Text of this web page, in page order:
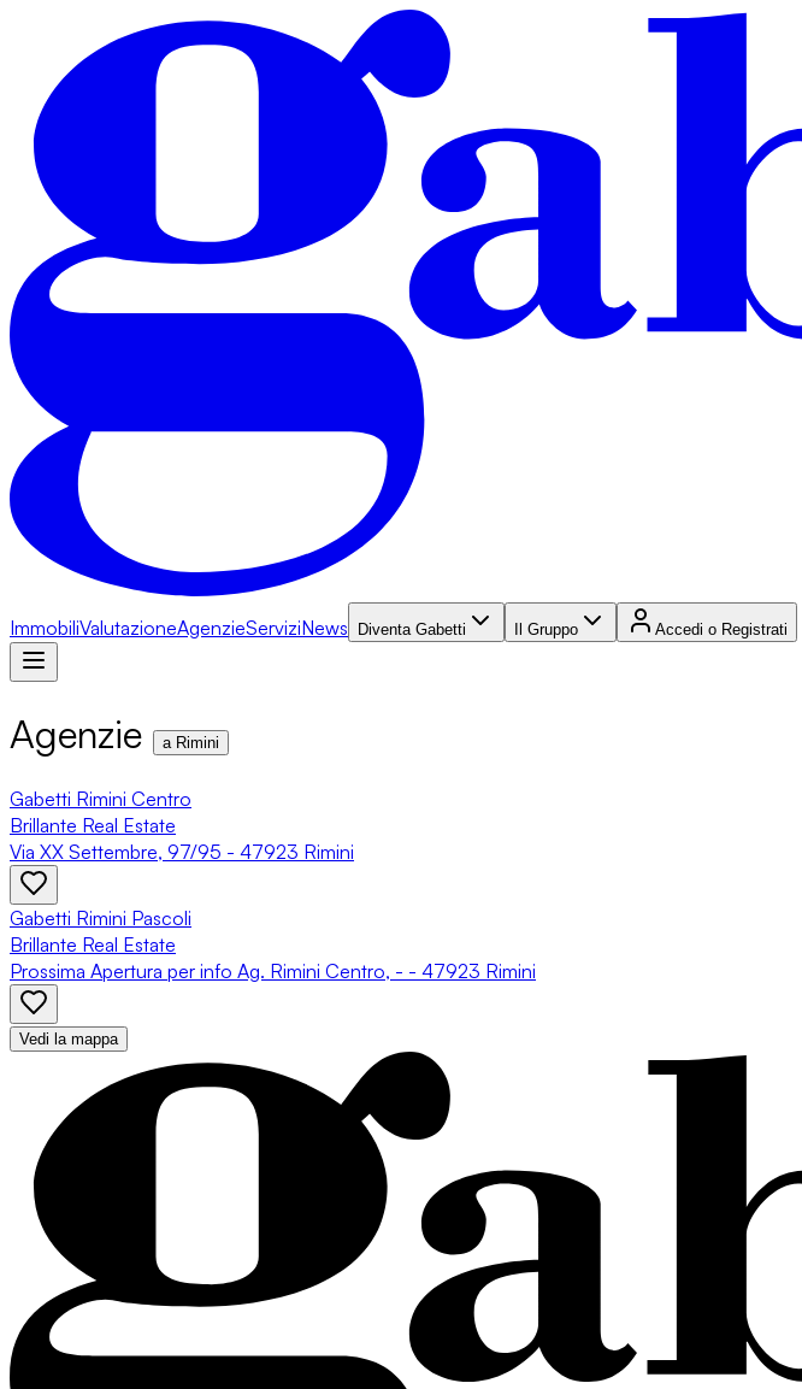
ImmobiliValutazioneAgenzieServiziNews Diventa Gabetti Il Gruppo Accedi o Registrati
Agenzie a Rimini
Gabetti Rimini Centro
Brillante Real Estate
Via XX Settembre, 97/95 - 47923 Rimini
Gabetti Rimini Pascoli
Brillante Real Estate
Prossima Apertura per info Ag. Rimini Centro, - - 47923 Rimini
Vedi la mappa